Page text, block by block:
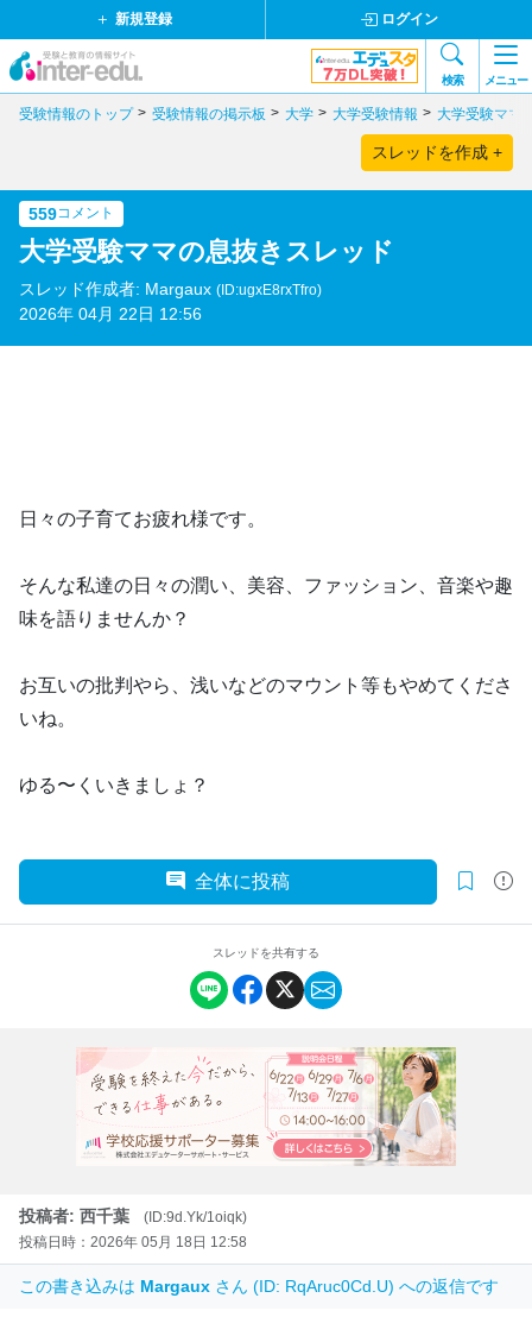
新規登録 ログイン
検索 メニュー
受験情報のトップ 受験情報の掲示板 大学 大学受験情報 大学受験ママ
スレッドを作成 +
559コメント
大学受験ママの息抜きスレッド
スレッド作成者: Margaux (ID:ugxE8rxTfro)
2026年 04月 22日 12:56
日々の子育てお疲れ様です。
そんな私達の日々の潤い、美容、ファッション、音楽や趣
味を語りませんか？
お互いの批判やら、浅いなどのマウント等もやめてくださ
いね。
ゆる〜くいきましょ？
全体に投稿
スレッドを共有する
投稿者: 西千葉
(ID:9d.Yk/1oiqk)
投稿日時：2026年 05月 18日 12:58
この書き込みは Margaux さん (ID: RqAruc0Cd.U) への返信です